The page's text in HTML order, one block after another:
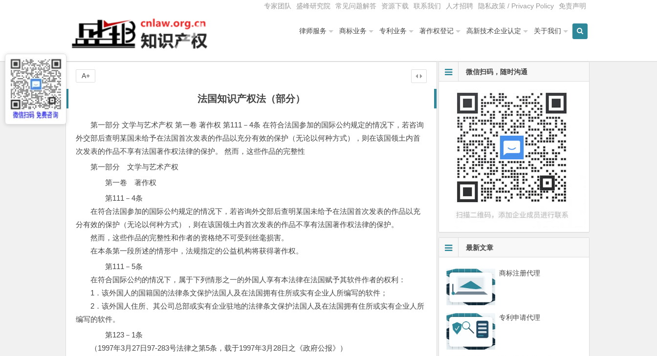
专家团队 盛峰研究院 常见问题解答 资源下载 联系我们 人才招聘 隐私政策 / Privacy Policy 免责声明
律师服务 商标业务 专利业务 著作权登记 高新技术企业认定 关于我们
法国知识产权法（部分）
第一部分 文学与艺术产权 第一卷 著作权 第111－4条 在符合法国参加的国际公约规定的情况下，若咨询
外交部后查明某国未给予在法国首次发表的作品以充分有效的保护（无论以何种方式），则在该国领土内首
次发表的作品不享有法国著作权法律的保护。 然而，这些作品的完整性
第一部分 文学与艺术产权
第一卷 著作权
第111－4条
在符合法国参加的国际公约规定的情况下，若咨询外交部后查明某国未给予在法国首次发表的作品以充
分有效的保护（无论以何种方式），则在该国领土内首次发表的作品不享有法国著作权法律的保护。
然而，这些作品的完整性和作者的资格绝不可受到丝毫损害。
在本条第一段所述的情形中，法规指定的公益机构将获得著作权。
第111－5条
在符合国际公约的情况下，属于下列情形之一的外国人享有本法律在法国赋予其软件作者的权利：
1．该外国人的国籍国的法律条文保护法国人及在法国拥有住所或实有企业人所编写的软件；
2．该外国人住所、其公司总部或实有企业驻地的法律条文保护法国人及在法国拥有住所或实有企业人所
编写的软件。
第123－1条
（1997年3月27日97-283号法律之第5条，载于1997年3月28日之《政府公报》）
A+ 微信扫码，随时沟通
最新文章
商标注册代理
专利申请代理